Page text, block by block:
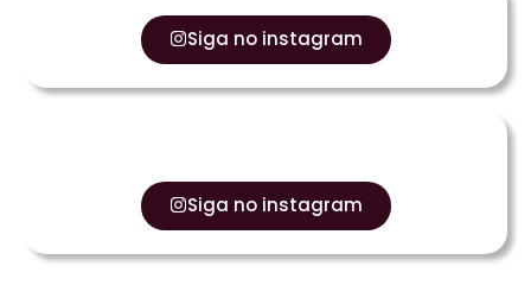
Siga no instagram
Siga no instagram